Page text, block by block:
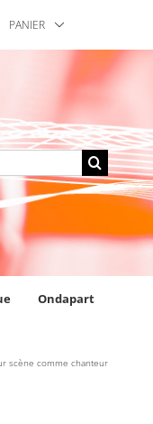
PANIER
Ondapart
scène comme chanteur